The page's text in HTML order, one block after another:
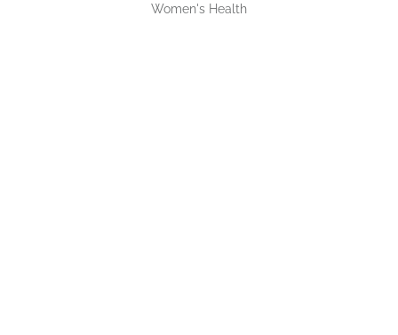
Women's Health